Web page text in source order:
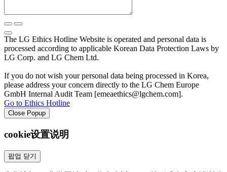
The LG Ethics Hotline Website is operated and personal data is
processed according to applicable Korean Data Protection Laws by
LG Corp. and LG Chem Ltd.
If you do not wish your personal data being processed in Korea,
please address your concern directly to the LG Chem Europe
GmbH Internal Audit Team [emeaethics@lgchem.com].
Go to Ethics Hotline
Close Popup
cookie设置说明
팝업 닫기